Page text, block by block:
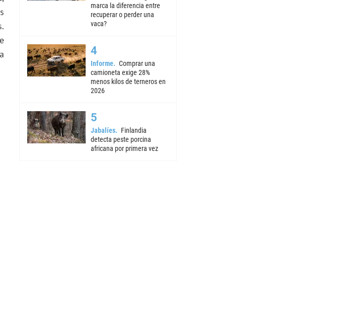
marca la diferencia entre
recuperar o perder una
vaca?
Informe
Comprar una
camioneta exige 28%
menos kilos de terneros en
2026
Jabalíes
Finlandia
detecta peste porcina
africana por primera vez